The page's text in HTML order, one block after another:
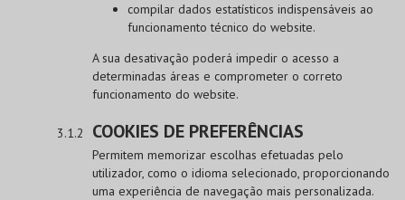
compilar dados estatísticos indispensáveis ao
funcionamento técnico do website.
A sua desativação poderá impedir o acesso a
determinadas áreas e comprometer o correto
funcionamento do website.
COOKIES DE PREFERÊNCIAS
Permitem memorizar escolhas efetuadas pelo
utilizador, como o idioma selecionado, proporcionando
uma experiência de navegação mais personalizada.